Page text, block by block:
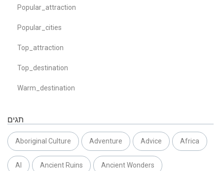
Popular_attraction
Popular_cities
Top_attraction
Top_destination
Warm_destination
תגים
Aboriginal Culture Adventure Advice Africa
AI Ancient Ruins Ancient Wonders